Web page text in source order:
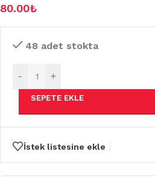
80.00₺
48 adet stokta
- +
SEPETE EKLE
İstek listesine ekle